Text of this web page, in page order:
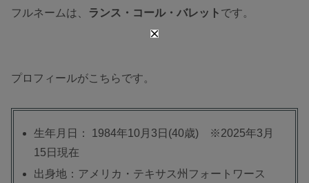
フルネームは、 ランス・コール・バレット です。
プロフィールがこちらです。
生年月日： 1984年10月3日(40歳) ※2025年3月
15日現在
出身地：アメリカ・テキサス州フォートワース